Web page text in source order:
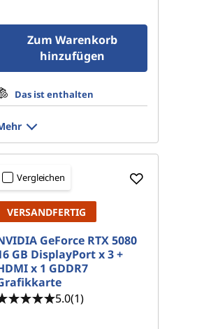
Zum Warenkorb
hinzufügen
Das ist enthalten
Vergleichen
VERSANDFERTIG
GeForce RTX 5080
GB DisplayPort x 3 +
x 1 GDDR7
5.0(1)